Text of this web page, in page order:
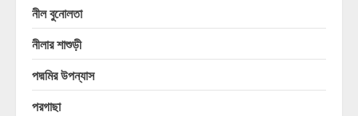
নীল বুনোলতা
নীলার শাশুড়ী
পদ্মমির উপন্যাস
পরগাছা